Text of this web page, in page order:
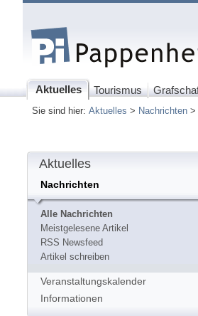
Aktuelles Tourismus
Sie sind hier:Aktuelles > Nachrichten >
Aktuelles
Nachrichten
Alle Nachrichten
Meistgelesene Artikel
RSS Newsfeed
Artikel schreiben
Veranstaltungskalender
Informationen